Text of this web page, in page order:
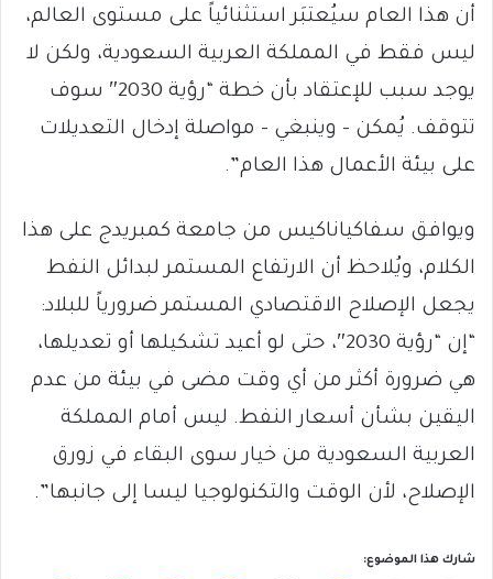
أن هذا العام سيُعتبَر استثنائياً على مستوى العالم،
ليس فقط في المملكة العربية السعودية، ولكن لا
يوجد سبب للإعتقاد بأن خطة “رؤية 2030″ سوف
تتوقف. يُمكن – وينبغي – مواصلة إدخال التعديلات
على بيئة الأعمال هذا العام”.
ويوافق سفاكياناكيس من جامعة كمبريدج على هذا
الكلام، ويُلاحظ أن الارتفاع المستمر لبدائل النفط
يجعل الإصلاح الاقتصادي المستمر ضرورياً للبلاد:
“إن “رؤية 2030″، حتى لو أعيد تشكيلها أو تعديلها،
هي ضرورة أكثر من أي وقت مضى في بيئة من عدم
اليقين بشأن أسعار النفط. ليس أمام المملكة
العربية السعودية من خيار سوى البقاء في زورق
الإصلاح، لأن الوقت والتكنولوجيا ليسا إلى جانبها”.
شارك هذا الموضوع: